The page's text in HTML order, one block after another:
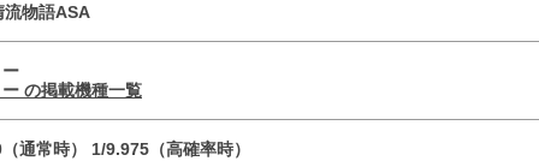
流物語ASA
の掲載機種一覧
通常時） 1/9.975（高確率時）